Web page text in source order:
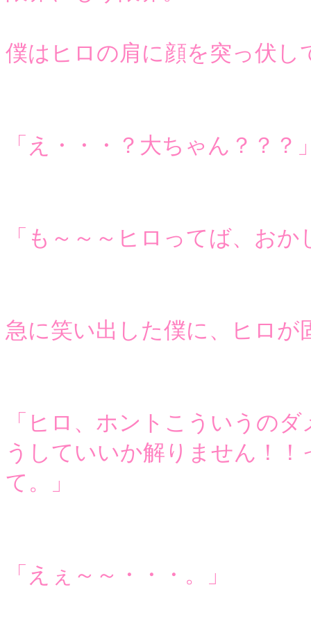
僕はヒロの肩に顔を突っ伏し
「え・・・？大ちゃん？？？
「も～～～ヒロってば、おか
急に笑い出した僕に、ヒロが
「ヒロ、ホントこういうの
うしていいか解りません！
て。」
「えぇ～～・・・。」